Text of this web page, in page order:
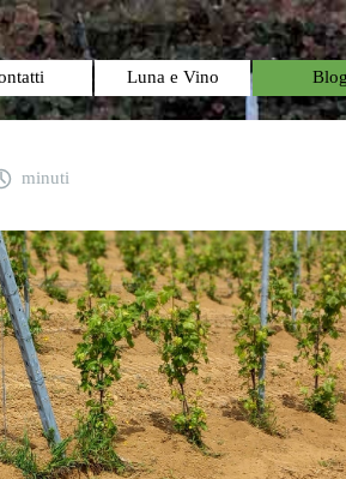
Salta menù Luna e Vino Blog
minuti